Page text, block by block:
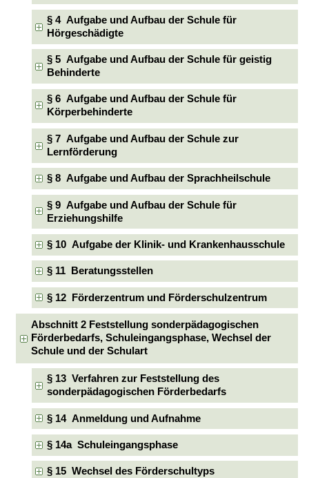
§ 4 Aufgabe und Aufbau der Schule für
Hörgeschädigte
§ 5 Aufgabe und Aufbau der Schule für geistig
Behinderte
§ 6 Aufgabe und Aufbau der Schule für
Körperbehinderte
§ 7 Aufgabe und Aufbau der Schule zur
Lernförderung
§ 8 Aufgabe und Aufbau der Sprachheilschule
§ 9 Aufgabe und Aufbau der Schule für
Erziehungshilfe
§ 10 Aufgabe der Klinik- und Krankenhausschule
§ 11 Beratungsstellen
§ 12 Förderzentrum und Förderschulzentrum
Abschnitt 2 Feststellung sonderpädagogischen
Förderbedarfs, Schuleingangsphase, Wechsel der
Schule und der Schulart
§ 13 Verfahren zur Feststellung des
sonderpädagogischen Förderbedarfs
§ 14 Anmeldung und Aufnahme
§ 14a Schuleingangsphase
§ 15 Wechsel des Förderschultyps